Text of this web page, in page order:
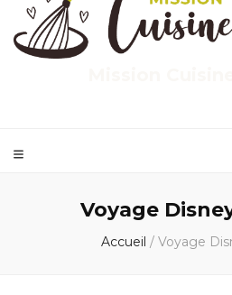
Voyage
Accueil / Voyage